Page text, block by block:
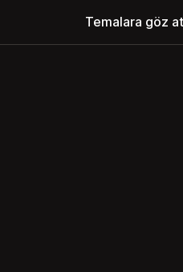
Temalara göz at